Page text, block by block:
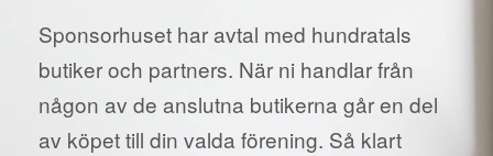
Sponsorhuset har avtal med hundratals
butiker och partners. När ni handlar från
någon av de anslutna butikerna går en del
av köpet till din valda förening. Så klart